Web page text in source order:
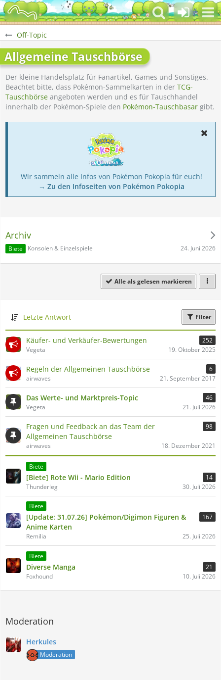
Off-Topic
Allgemeine Tauschbörse
Der kleine Handelsplatz für Fanartikel, Games und Sonstiges.
Beachtet bitte, dass Pokémon-Sammelkarten in der TCG-
Tauschbörse angeboten werden und es für Tauschhandel
innerhalb der Pokémon-Spiele den Pokémon-Tauschbasar gibt.
Wir sammeln alle Infos von Pokémon Pokopia für euch!
→ Zu den Infoseiten von Pokémon Pokopia
Archiv
Biete Konsolen & Einzelspiele 24. Juni 2026
Alle als gelesen markieren
Letzte Antwort Filter
Käufer- und Verkäufer-Bewertungen
252
Vegeta
19. Oktober 2025
Regeln der Allgemeinen Tauschbörse
6
airwaves
21. September 2017
Das Werte- und Marktpreis-Topic
46
Vegeta
21. Juli 2026
Fragen und Feedback an das Team der
Allgemeinen Tauschbörse
98
airwaves 18. Dezember 2021
Biete
[Biete] Rote Wii - Mario Edition
14
Thunderleg
30. Juli 2026
Biete
[Update: 31.07.26] Pokémon/Digimon Figuren &
Anime Karten
167
Remilia 25. Juli 2026
Biete
Diverse Manga
21
Foxhound
10. Juli 2026
Moderation
Herkules
Moderation